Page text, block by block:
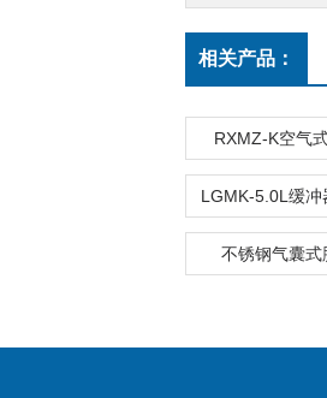
相关产品：
RXMZ-K空气
不锈钢气囊式